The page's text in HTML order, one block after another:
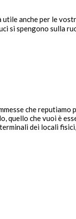
anche per le
si spengono sulla
che reputiamo
quello che vuoi è
dei locali